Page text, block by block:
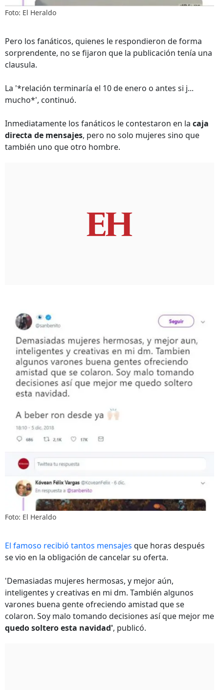
Foto: El Heraldo
Pero los fanáticos, quienes le respondieron de forma
sorprendente, no se fijaron que la publicación tenía una
clausula.
La '*relación terminaría el 10 de enero o antes si j...
mucho*', continuó.
Inmediatamente los fanáticos le contestaron en la caja
directa de mensajes, pero no solo mujeres sino que
también uno que otro hombre.
Foto: El Heraldo
El famoso recibió tantos mensajes que horas después
se vio en la obligación de cancelar su oferta.
'Demasiadas mujeres hermosas, y mejor aún,
inteligentes y creativas en mi dm. También algunos
varones buena gente ofreciendo amistad que se
colaron. Soy malo tomando decisiones así que mejor me
quedo soltero esta navidad', publicó.